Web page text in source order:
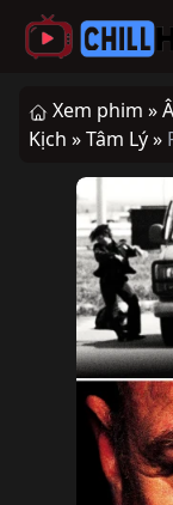
Xem phim »
Kịch »Tâm Lý »